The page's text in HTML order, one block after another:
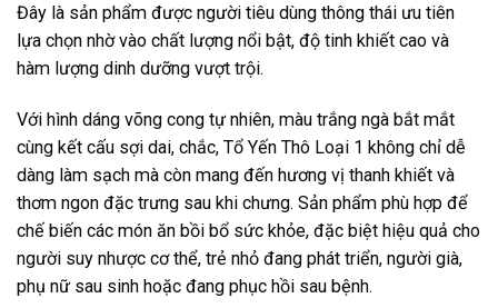
Đây là sản phẩm được người tiêu dùng thông thái ưu tiên
lựa chọn nhờ vào chất lượng nổi bật, độ tinh khiết cao và
hàm lượng dinh dưỡng vượt trội.
Với hình dáng võng cong tự nhiên, màu trắng ngà bắt mắt
cùng kết cấu sợi dai, chắc, Tổ Yến Thô Loại 1 không chỉ dễ
dàng làm sạch mà còn mang đến hương vị thanh khiết và
thơm ngon đặc trưng sau khi chưng. Sản phẩm phù hợp để
chế biến các món ăn bồi bổ sức khỏe, đặc biệt hiệu quả cho
người suy nhược cơ thể, trẻ nhỏ đang phát triển, người già,
phụ nữ sau sinh hoặc đang phục hồi sau bệnh.